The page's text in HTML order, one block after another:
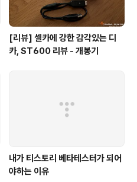
[리뷰] 셀카에 강한 감각있는 디
카, ST600 리뷰 - 개봉기
내가 티스토리 베타테스터가 되어
야하는 이유